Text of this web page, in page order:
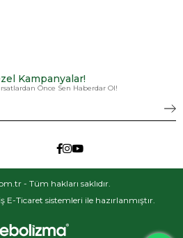
Kampanyalar!
Önce Sen Haberdar Ol!
- Tüm hakları saklıdır.
Ticaret sistemleri ile hazırlanmıştır.